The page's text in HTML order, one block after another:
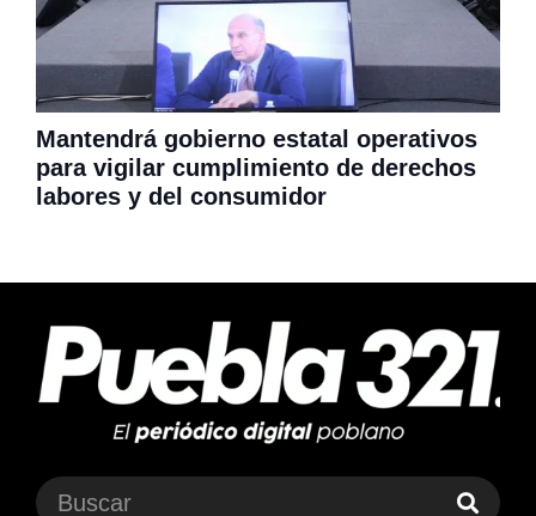
Mantendrá gobierno estatal operativos
para vigilar cumplimiento de derechos
labores y del consumidor